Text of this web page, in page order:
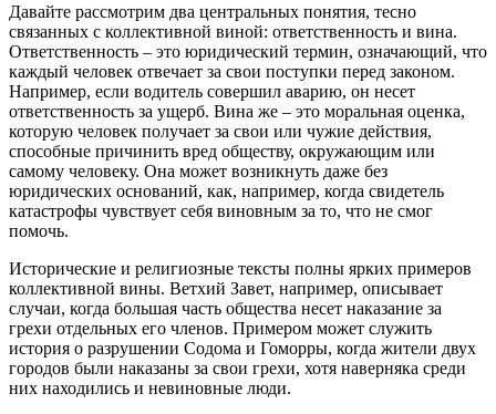
Давайте рассмотрим два центральных понятия, тесно
связанных с коллективной виной: ответственность и вина.
Ответственность – это юридический термин, означающий, что
каждый человек отвечает за свои поступки перед законом.
Например, если водитель совершил аварию, он несет
ответственность за ущерб. Вина же – это моральная оценка,
которую человек получает за свои или чужие действия,
способные причинить вред обществу, окружающим или
самому человеку. Она может возникнуть даже без
юридических оснований, как, например, когда свидетель
катастрофы чувствует себя виновным за то, что не смог
помочь.
Исторические и религиозные тексты полны ярких примеров
коллективной вины. Ветхий Завет, например, описывает
случаи, когда большая часть общества несет наказание за
грехи отдельных его членов. Примером может служить
история о разрушении Содома и Гоморры, когда жители двух
городов были наказаны за свои грехи, хотя наверняка среди
них находились и невиновные люди.